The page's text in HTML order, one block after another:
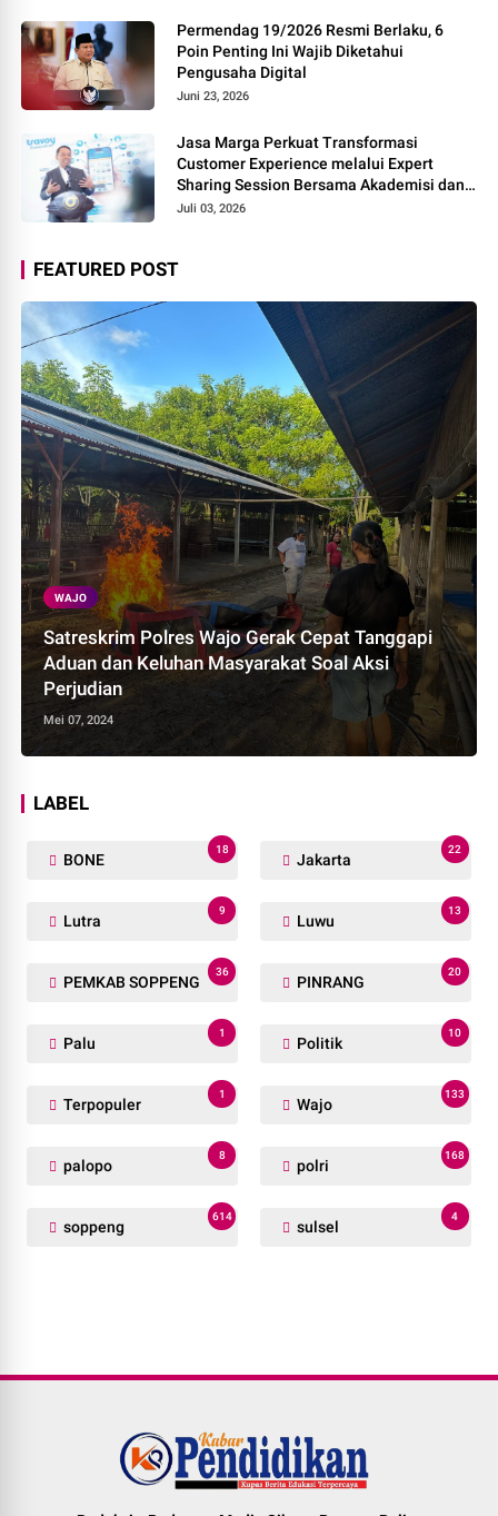
Permendag 19/2026 Resmi Berlaku, 6
Poin Penting Ini Wajib Diketahui
Pengusaha Digital
Juni 23, 2026
Jasa Marga Perkuat Transformasi
Customer Experience melalui Expert
Sharing Session Bersama Akademisi dan
Praktisi
Juli 03, 2026
FEATURED POST
WAJO
Satreskrim Polres Wajo Gerak Cepat Tanggapi
Aduan dan Keluhan Masyarakat Soal Aksi
Perjudian
Mei 07, 2024
LABEL
BONE
18
Jakarta
22
Lutra
9
Luwu
13
PEMKAB SOPPENG
36
PINRANG
20
Palu
1
Politik
10
Terpopuler
1
Wajo
133
palopo
8
polri
168
soppeng
614
sulsel
4